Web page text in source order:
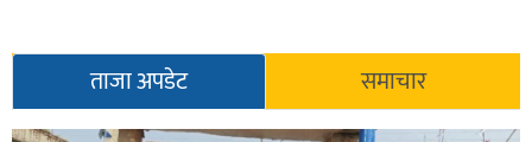
ताजा अपडेट समाचार